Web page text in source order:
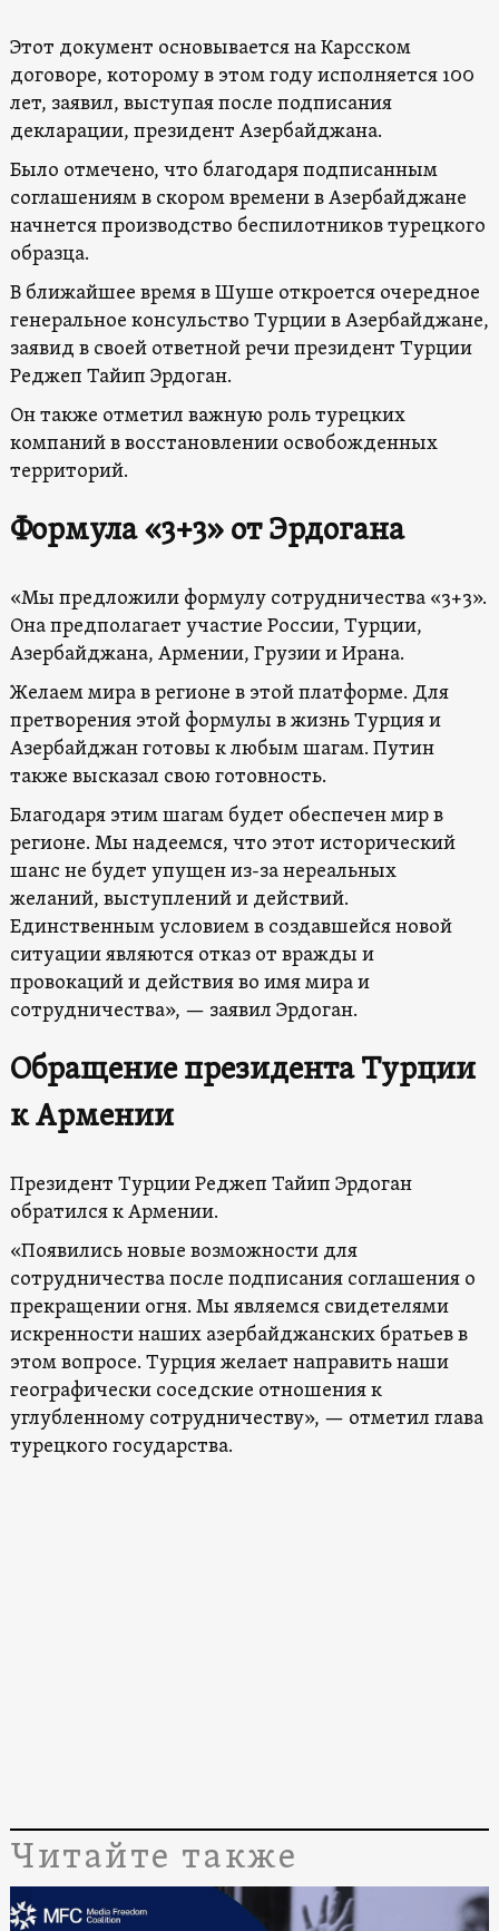
Этот документ основывается на Карсском
договоре, которому в этом году исполняется 100
лет, заявил, выступая после подписания
декларации, президент Азербайджана.
Было отмечено, что благодаря подписанным
соглашениям в скором времени в Азербайджане
начнется производство беспилотников турецкого
образца.
В ближайшее время в Шуше откроется очередное
генеральное консульство Турции в Азербайджане,
заявид в своей ответной речи президент Турции
Реджеп Тайип Эрдоган.
Он также отметил важную роль турецких
компаний в восстановлении освобожденных
территорий.
Формула «3+3» от Эрдогана
«Мы предложили формулу сотрудничества «3+3».
Она предполагает участие России, Турции,
Азербайджана, Армении, Грузии и Ирана.
Желаем мира в регионе в этой платформе. Для
претворения этой формулы в жизнь Турция и
Азербайджан готовы к любым шагам. Путин
также высказал свою готовность.
Благодаря этим шагам будет обеспечен мир в
регионе. Мы надеемся, что этот исторический
шанс не будет упущен из-за нереальных
желаний, выступлений и действий.
Единственным условием в создавшейся новой
ситуации являются отказ от вражды и
провокаций и действия во имя мира и
сотрудничества», — заявил Эрдоган.
Обращение президента Турции
к Армении
Президент Турции Реджеп Тайип Эрдоган
обратился к Армении.
«Появились новые возможности для
сотрудничества после подписания соглашения о
прекращении огня. Мы являемся свидетелями
искренности наших азербайджанских братьев в
этом вопросе. Турция желает направить наши
географически соседские отношения к
углубленному сотрудничеству», — отметил глава
турецкого государства.
Читайте также